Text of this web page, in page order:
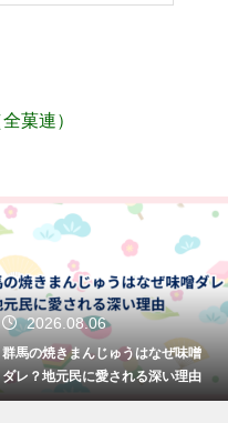
菓連）
2026.08.06
群馬の焼きまんじゅうはなぜ味噌
ダレ？地元民に愛される深い理由